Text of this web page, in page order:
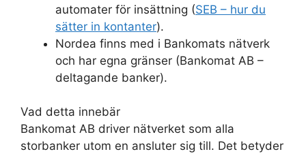
automater för insättning (SEB – hur du
sätter in kontanter).
Nordea finns med i Bankomats nätverk
och har egna gränser (Bankomat AB –
deltagande banker).
Vad detta innebär
Bankomat AB driver nätverket som alla
storbanker utom en ansluter sig till. Det betyder